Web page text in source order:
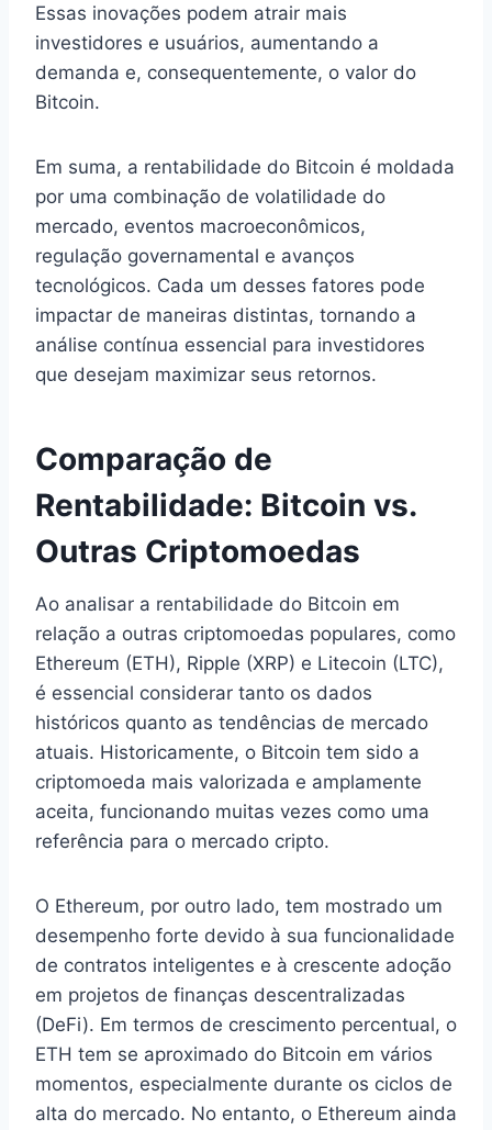
Essas inovações podem atrair mais
investidores e usuários, aumentando a
demanda e, consequentemente, o valor do
Bitcoin.
Em suma, a rentabilidade do Bitcoin é moldada
por uma combinação de volatilidade do
mercado, eventos macroeconômicos,
regulação governamental e avanços
tecnológicos. Cada um desses fatores pode
impactar de maneiras distintas, tornando a
análise contínua essencial para investidores
que desejam maximizar seus retornos.
Comparação de
Rentabilidade: Bitcoin vs.
Outras Criptomoedas
Ao analisar a rentabilidade do Bitcoin em
relação a outras criptomoedas populares, como
Ethereum (ETH), Ripple (XRP) e Litecoin (LTC),
é essencial considerar tanto os dados
históricos quanto as tendências de mercado
atuais. Historicamente, o Bitcoin tem sido a
criptomoeda mais valorizada e amplamente
aceita, funcionando muitas vezes como uma
referência para o mercado cripto.
O Ethereum, por outro lado, tem mostrado um
desempenho forte devido à sua funcionalidade
de contratos inteligentes e à crescente adoção
em projetos de finanças descentralizadas
(DeFi). Em termos de crescimento percentual, o
ETH tem se aproximado do Bitcoin em vários
momentos, especialmente durante os ciclos de
alta do mercado. No entanto, o Ethereum ainda